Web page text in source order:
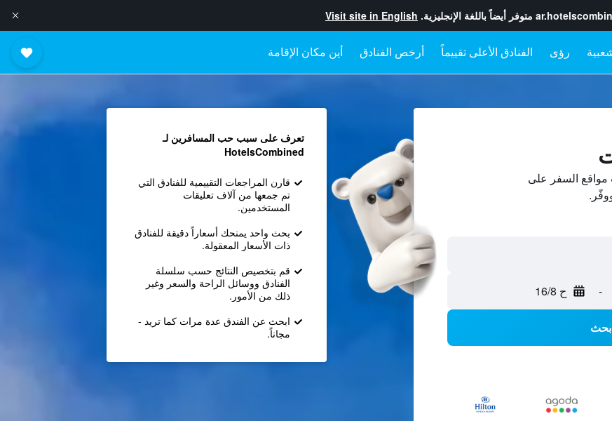
متوفر أيضاً باللغة الإنجليزية. Visit site in English
رؤى الفنادق الأعلى تقييماً أرخص الفنادق أين مكان الإقامة
السفر على
- ح 16/8
بحث
تعرف على سبب حب المسافرين لـ
HotelsCombined
قارن المراجعات التقييمية للفنادق التي
تم جمعها من آلاف تعليقات
المستخدمين.
بحث واحد يمنحك أسعاراً دقيقة للفنادق
ذات الأسعار المعقولة.
قم بتخصيص النتائج حسب سلسلة
الفنادق ووسائل الراحة والسعر وغير
ذلك من الأمور.
ابحث عن الفندق عدة مرات كما تريد -
مجاناً.